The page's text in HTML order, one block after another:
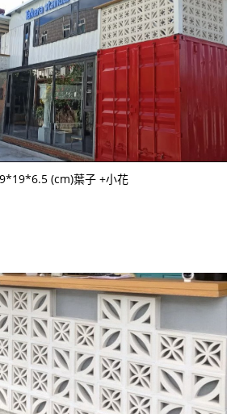
(cm)葉子 +小花